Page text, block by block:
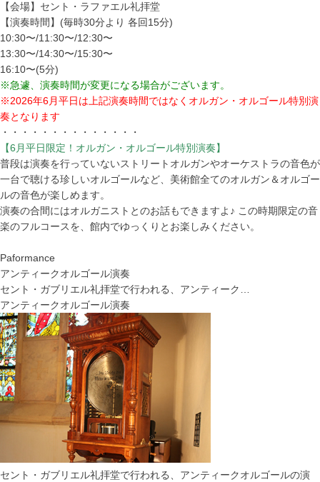
【会場】セント・ラファエル礼拝堂
【演奏時間】(毎時30分より 各回15分)
10:30〜/11:30〜/12:30〜
13:30〜/14:30〜/15:30〜
16:10〜(5分)
※急遽、演奏時間が変更になる場合がございます。
※2026年6月平日は上記演奏時間ではなくオルガン・オルゴール特別演
奏となります
・・・・・・・・・・・・・・
【6月平日限定！オルガン・オルゴール特別演奏】
普段は演奏を行っていないストリートオルガンやオーケストラの音色が
一台で聴ける珍しいオルゴールなど、美術館全てのオルガン＆オルゴー
ルの音色が楽しめます。
演奏の合間にはオルガニストとのお話もできますよ♪ この時期限定の音
楽のフルコースを、館内でゆっくりとお楽しみください。
Paformance
アンティークオルゴール演奏
セント・ガブリエル礼拝堂で行われる、アンティーク…
アンティークオルゴール演奏
セント・ガブリエル礼拝堂で行われる、アンティークオルゴールの演